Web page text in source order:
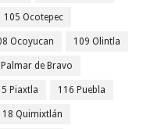
105 Ocotepec
Ocoyucan 109 Olintla
de Bravo
Piaxtla 116 Puebla
Quimixtlán